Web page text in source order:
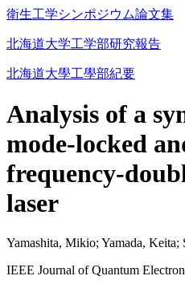
衛生工学シンポジウム論文集
北海道大学工学部研究報告
北海道大學工學部紀要
Analysis of a
mode-locked
frequency-
laser
Yamashita, Mikio; Yamada, Keita;
IEEE Journal of Quantum